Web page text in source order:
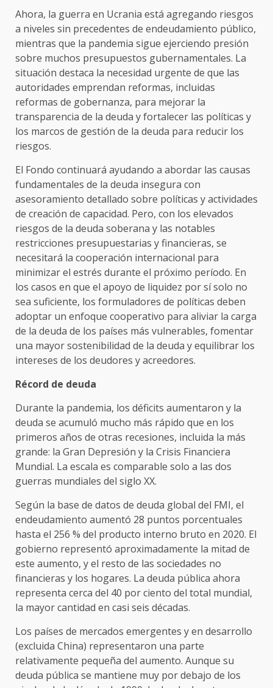
Ahora, la guerra en Ucrania está agregando riesgos
a niveles sin precedentes de endeudamiento público,
mientras que la pandemia sigue ejerciendo presión
sobre muchos presupuestos gubernamentales. La
situación destaca la necesidad urgente de que las
autoridades emprendan reformas, incluidas
reformas de gobernanza, para mejorar la
transparencia de la deuda y fortalecer las políticas y
los marcos de gestión de la deuda para reducir los
riesgos.
El Fondo continuará ayudando a abordar las causas
fundamentales de la deuda insegura con
asesoramiento detallado sobre políticas y actividades
de creación de capacidad. Pero, con los elevados
riesgos de la deuda soberana y las notables
restricciones presupuestarias y financieras, se
necesitará la cooperación internacional para
minimizar el estrés durante el próximo período. En
los casos en que el apoyo de liquidez por sí solo no
sea suficiente, los formuladores de políticas deben
adoptar un enfoque cooperativo para aliviar la carga
de la deuda de los países más vulnerables, fomentar
una mayor sostenibilidad de la deuda y equilibrar los
intereses de los deudores y acreedores.
Récord de deuda
Durante la pandemia, los déficits aumentaron y la
deuda se acumuló mucho más rápido que en los
primeros años de otras recesiones, incluida la más
grande: la Gran Depresión y la Crisis Financiera
Mundial. La escala es comparable solo a las dos
guerras mundiales del siglo XX.
Según la base de datos de deuda global del FMI, el
endeudamiento aumentó 28 puntos porcentuales
hasta el 256 % del producto interno bruto en 2020. El
gobierno representó aproximadamente la mitad de
este aumento, y el resto de las sociedades no
financieras y los hogares. La deuda pública ahora
representa cerca del 40 por ciento del total mundial,
la mayor cantidad en casi seis décadas.
Los países de mercados emergentes y en desarrollo
(excluida China) representaron una parte
relativamente pequeña del aumento. Aunque su
deuda pública se mantiene muy por debajo de los